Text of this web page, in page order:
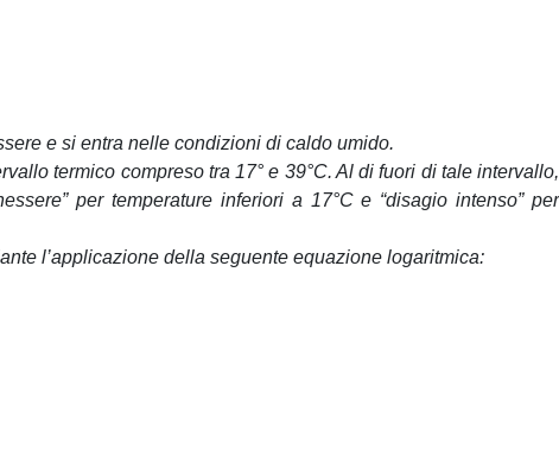
e si entra nelle condizioni di caldo umido.
termico compreso tra 17° e 39°C. Al di fuori di tale intervallo,
per temperature inferiori a 17°C e “disagio intenso” per
l’applicazione della seguente equazione logaritmica: